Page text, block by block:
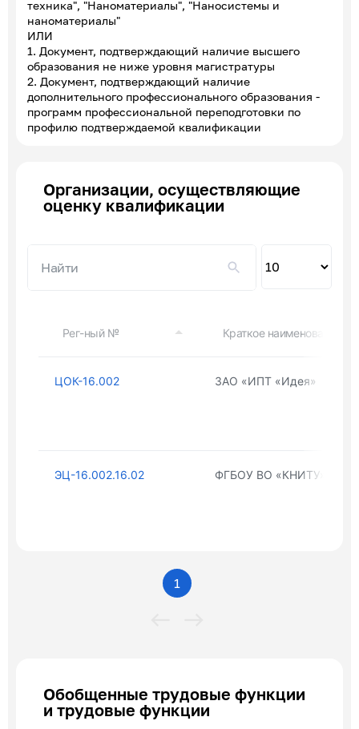
техника", "Наноматериалы", "Наносистемы и
наноматериалы"
ИЛИ
1. Документ, подтверждающий наличие высшего
образования не ниже уровня магистратуры
2. Документ, подтверждающий наличие
дополнительного профессионального образования -
программ профессиональной переподготовки по
профилю подтверждаемой квалификации
Организации, осуществляющие
оценку квалификации
Рег-ный № Краткое наименование
ЦОК-16.002 ЗАО «ИПТ «Идея»
ЭЦ-16.002.16.02 ФГБОУ ВО «КНИТУ»
1
Обобщенные трудовые функции
и трудовые функции